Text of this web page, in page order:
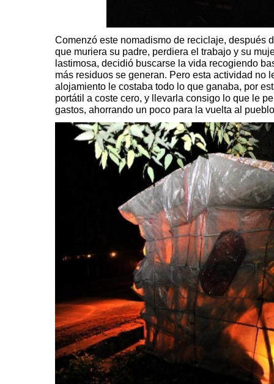
Comenzó este nomadismo de reciclaje, después
que muriera su padre, perdiera el trabajo y su
lastimosa, decidió buscarse la vida recogiendo
más residuos se generan. Pero esta actividad no
alojamiento le costaba todo lo que ganaba, por
portátil a coste cero, y llevarla consigo lo que le
gastos, ahorrando un poco para la vuelta al